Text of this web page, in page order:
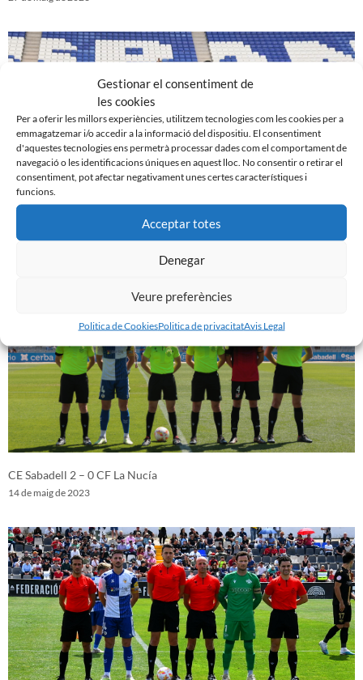
Gestionar el consentiment de
les cookies
Per a oferir les millors experiències, utilitzem tecnologies com les cookies per a
emmagatzemar i/o accedir a la informació del dispositiu. El consentiment
d'aquestes tecnologies ens permetrà processar dades com el comportament de
navegació o les identificacions úniques en aquest lloc. No consentir o retirar el
consentiment, pot afectar negativament unes certes característiques i
funcions.
Acceptar totes
Denegar
Veure preferències
Politica de CookiesPolitica de privacitatAvis Legal
UE Cornellà 1 – 0 CE Sabadell
20 de maig de 2023
CE Sabadell 2 – 0 CF La Nucía
14 de maig de 2023